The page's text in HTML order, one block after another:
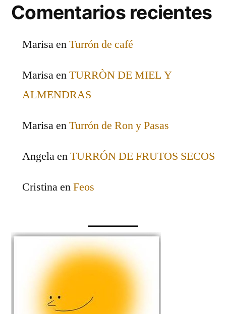
Comentarios recientes
MarisaenTurrón de café
MarisaenTURRÒN DE MIEL Y
ALMENDRAS
MarisaenTurrón de Ron y Pasas
AngelaenTURRÓN DE FRUTOS SECOS
CristinaenFeos